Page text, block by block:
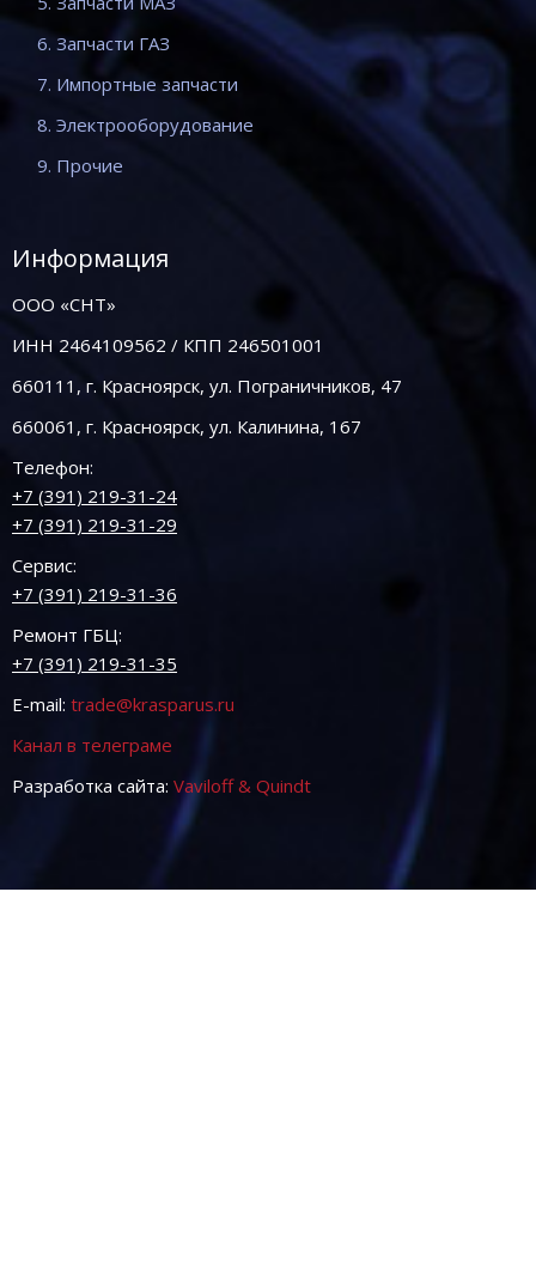
6. Запчасти ГАЗ
7. Импортные запчасти
8. Электрооборудование
9. Прочие
Информация
ООО «СНТ»
ИНН 2464109562 / КПП 246501001
660111, г. Красноярск, ул. Пограничников, 47
660061, г. Красноярск, ул. Калинина, 167
Телефон:
+7 (391) 219-31-24
+7 (391) 219-31-29
Сервис:
+7 (391) 219-31-36
Ремонт ГБЦ:
+7 (391) 219-31-35
E-mail: trade@krasparus.ru
Канал в телеграме
Разработка сайта: Vaviloff & Quindt